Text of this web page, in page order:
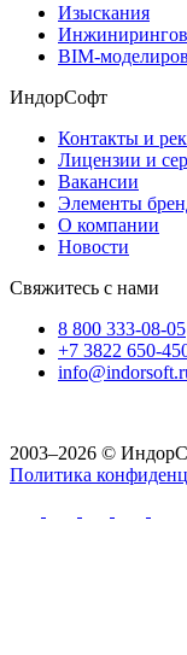
Изыскания
BIM-
ИндорСофт
Контакты и
Лицензии и
Вакансии
Элементы
О компании
Новости
Свяжитесь с нами
8 800 333-08-05
+7 3822 650-
2003–2026 ©
Политика